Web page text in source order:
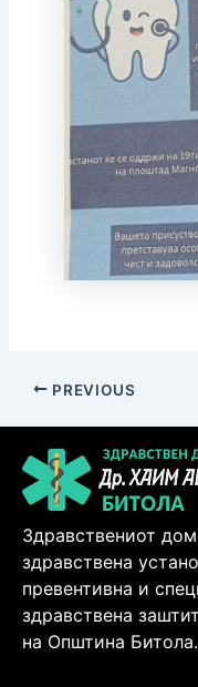
PREVIOUS
Здравствениот
здравствена
превентивна и
здравствена
на Општина Битола.